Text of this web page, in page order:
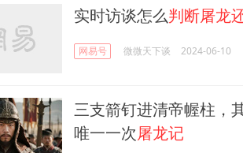
实时访谈怎么判断屠龙
网易号 微微天下谈 2024-06-10
三支箭钉进清帝幄柱，
唯一一次屠龙记